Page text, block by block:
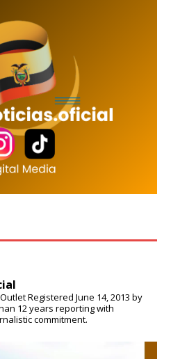
Registered June 14, 2013 by
12 years reporting with
commitment.